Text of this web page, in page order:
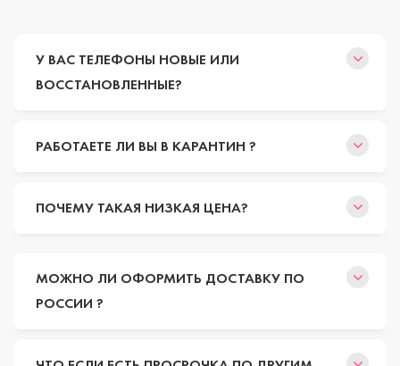
У ВАС ТЕЛЕФОНЫ НОВЫЕ ИЛИ
ВОССТАНОВЛЕННЫЕ?
РАБОТАЕТЕ ЛИ ВЫ В КАРАНТИН ?
ПОЧЕМУ ТАКАЯ НИЗКАЯ ЦЕНА?
МОЖНО ЛИ ОФОРМИТЬ ДОСТАВКУ ПО
РОССИИ ?